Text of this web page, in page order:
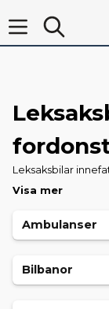
Leksaksbilar
underlätta att hitta
monster trucks,
leksaksformat så
Visa mer
Ambulanser
Bilbanor